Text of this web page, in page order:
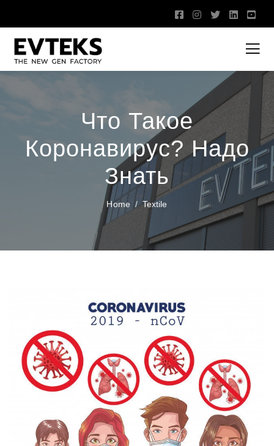
Что Такое
Коронавирус? Надо
Знать
Home Textile